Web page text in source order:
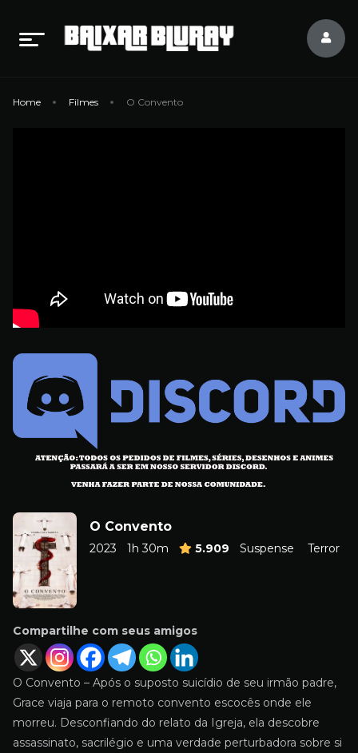
Home Filmes O Convento
O Convento
2023 1h 30m 5.909 Suspense Terror
Compartilhe com seus amigos
O Convento – Após o suposto suicídio de seu irmão padre,
Grace viaja para o remoto convento escocês onde ele
morreu. Desconfiando do relato da Igreja, ela descobre
assassinato, sacrilégio e uma verdade perturbadora sobre si